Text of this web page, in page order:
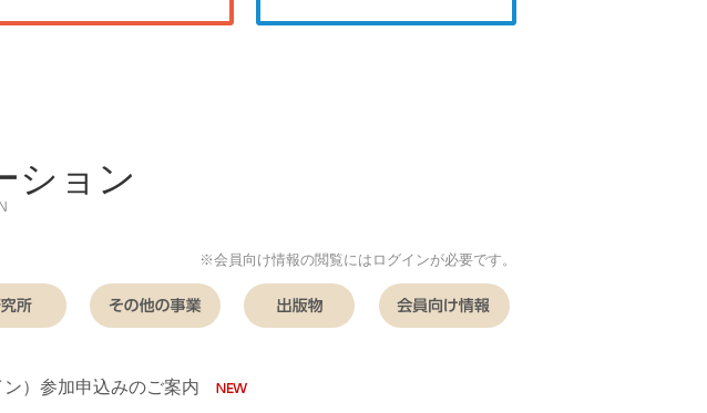
ション
※会員向け情報の閲覧にはログインが必要です。
保育科学研究所 その他の事業 出版物
）参加申込みのご案内